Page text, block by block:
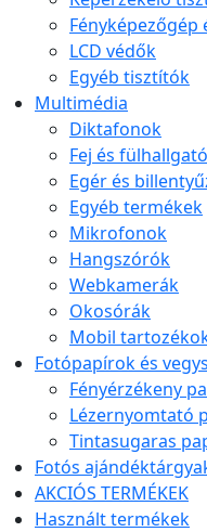
LCD védők
Egyéb tisztítók
Multimédia
Diktafonok
Fej és
Egér és
Egyéb termékek
Mikrofonok
Hangszórók
Webkamerák
Okosórák
Mobil
Fotópapírok és
Fényérzékeny
Lézernyomtató
Tintasugaras
Fotós
AKCIÓS TERMÉKEK
Használt termékek